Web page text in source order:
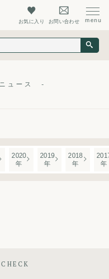
お気に入り お問い合わせ
ニュース
2020
年
2019
年
2018
年
年